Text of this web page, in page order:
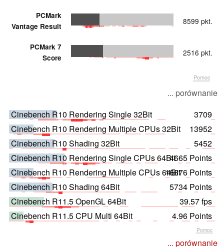
PCMark
Vantage Result
8599 pkt.
PCMark 7
Score
2516 pkt.
Pomoc
... porównanie
Cinebench R10 Rendering Single 32Bit
3709
Cinebench R10 Rendering Multiple CPUs 32Bit
13952
Cinebench R10 Shading 32Bit
5452
Cinebench R10 Rendering Single CPUs 64Bit4665 Points
Cinebench R10 Rendering Multiple CPUs 64Bit16876 Points
Cinebench R10 Shading 64Bit
5734 Points
Cinebench R11.5 OpenGL 64Bit
39.57 fps
Cinebench R11.5 CPU Multi 64Bit
4.96 Points
Pomoc
... porównanie